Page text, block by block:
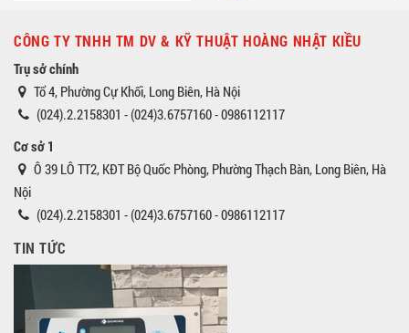
CÔNG TY TNHH TM DV & KỸ THUẬT HOÀNG NHẬT KIỀU
Trụ sở chính
Tổ 4, Phường Cự Khối, Long Biên, Hà Nội
(024).2.2158301 - (024)3.6757160 - 0986112117
Cơ sở 1
Ô 39 LÔ TT2, KĐT Bộ Quốc Phòng, Phường Thạch Bàn, Long Biên, Hà
Nội
(024).2.2158301 - (024)3.6757160 - 0986112117
TIN TỨC